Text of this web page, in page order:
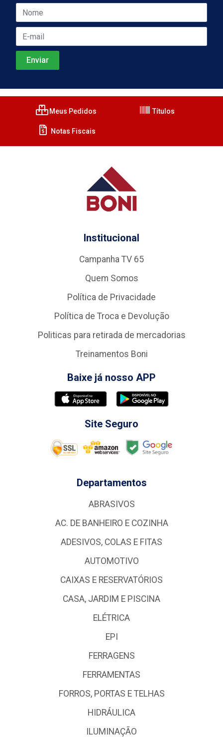
Meus Pedidos Títulos
Notas Fiscais
Institucional
Campanha TV 65
Quem Somos
Política de Privacidade
Política de Troca e Devolução
Politicas para retirada de mercadorias
Treinamentos Boni
Baixe já nosso APP
Site Seguro
Departamentos
ABRASIVOS
AC. DE BANHEIRO E COZINHA
ADESIVOS, COLAS E FITAS
AUTOMOTIVO
CAIXAS E RESERVATÓRIOS
CASA, JARDIM E PISCINA
ELÉTRICA
EPI
FERRAGENS
FERRAMENTAS
FORROS, PORTAS E TELHAS
HIDRÁULICA
ILUMINAÇÃO